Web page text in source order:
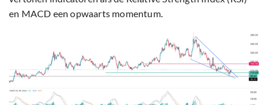
en MACD een opwaarts momentum.